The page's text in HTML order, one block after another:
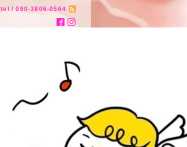
tel / 090-3806-0564